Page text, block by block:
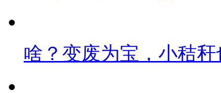
啥？变废为宝，小秸